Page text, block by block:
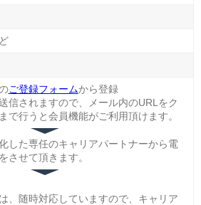
ご登録フォームから登録
信されますので、メール内のURLをク
で行うと会員機能がご利用頂けます。
した専任のキャリアパートナーから電
させて頂きます。
、随時対応していますので、キャリア